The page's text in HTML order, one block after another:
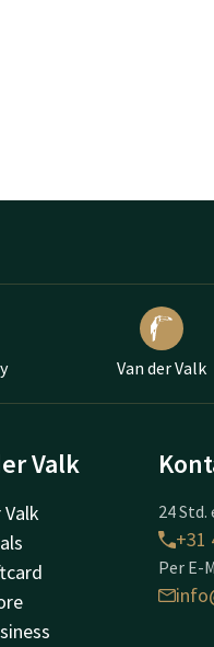
Van der Valk
Valk
Valk
24
+31
Per E-